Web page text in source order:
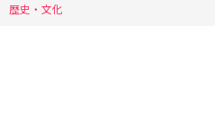
歴史・文化